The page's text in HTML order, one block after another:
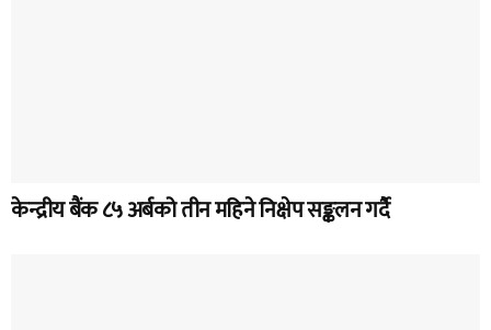
केन्द्रीय बैंक ८५ अर्बको तीन महिने निक्षेप सङ्कलन गर्दै